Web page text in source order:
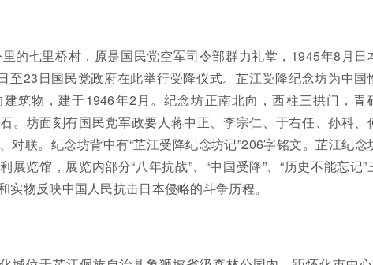
的七里桥村，原是国民党空军司令部群力礼堂，1945年8月日
至23日国民党政府在此举行受降仪式。芷江受降纪念坊为中国
筑物，建于1946年2月。纪念坊正南北向，西柱三拱门，青
。坊面刻有国民党军政要人蒋中正、李宗仁、于右任、孙科、
对联。纪念坊背中有“芷江受降纪念坊记”206字铭文。芷江纪念
展览馆，展览内部分“八年抗战”、“中国受降”、“历史不能忘记”
实物反映中国人民抗击日本侵略的斗争历程。